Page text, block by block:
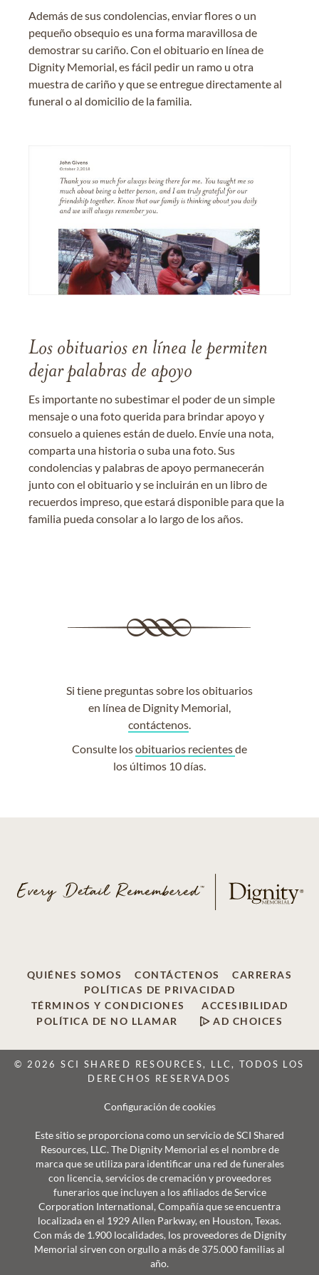
Además de sus condolencias, enviar flores o un
pequeño obsequio es una forma maravillosa de
demostrar su cariño. Con el obituario en línea de
Dignity Memorial, es fácil pedir un ramo u otra
muestra de cariño y que se entregue directamente al
funeral o al domicilio de la familia.
Los obituarios en línea le permiten
dejar palabras de apoyo
Es importante no subestimar el poder de un simple
mensaje o una foto querida para brindar apoyo y
consuelo a quienes están de duelo. Envíe una nota,
comparta una historia o suba una foto. Sus
condolencias y palabras de apoyo permanecerán
junto con el obituario y se incluirán en un libro de
recuerdos impreso, que estará disponible para que la
familia pueda consolar a lo largo de los años.
Si tiene preguntas sobre los obituarios
en línea de Dignity Memorial,
contáctenos.
Consulte losobituarios recientesde
los últimos 10 días.
QUIÉNES SOMOS CONTÁCTENOS
CARRERAS
POLÍTICAS DE PRIVACIDAD
TÉRMINOS Y CONDICIONES
ACCESIBILIDAD
POLÍTICA DE NO LLAMAR
AD CHOICES
© 2026 SCI SHARED RESOURCES, LLC, TODOS LOS
DERECHOS RESERVADOS
Configuración de cookies
Este sitio se proporciona como un servicio de SCI Shared
Resources, LLC. The Dignity Memorial es el nombre de
marca que se utiliza para identificar una red de funerales
con licencia, servicios de cremación y proveedores
funerarios que incluyen a los afiliados de Service
Corporation International, Compañía que se encuentra
localizada en el 1929 Allen Parkway, en Houston, Texas.
Con más de 1.900 localidades, los proveedores de Dignity
Memorial sirven con orgullo a más de 375.000 familias al
año.